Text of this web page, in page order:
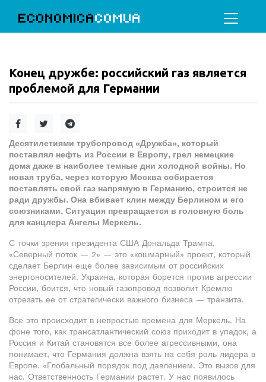
ECONOMICACOMUA
Конец дружбе: российский газ является
проблемой для Германии
Десятилетиями трубопровод «Дружба», который
поставлял нефть из России в Европу, грел немецкие
дома даже в наиболее темные дни холодной войны. Но
новая труба, через которую Москва собирается
поставлять свой газ напрямую в Германию, строится не
ради дружбы. Она вбивает клин между Берлином и его
союзниками. Ситуация превращается в головную боль
для канцлера Ангелы Меркель.
С точки зрения президента США Дональда Трампа,
«Северный поток — 2» — это «кошмарный» проект, который
сделает Берлин еще более зависимым от российских
энергоносителей. Украина, которая борется против агрессии
России, боится, что новый газопровод позволит Кремлю
отрезать ее от стратегически важного бизнеса — транзита.
Все это происходит в непростые времена для Меркель. На
фоне того, как трансатлантический союз приходит в упадок, а
Россия и Китай становятся все более агрессивными, она
понимает, что Германия должна взять на себя роль лидера в
Европе. «Глобальный порядок под давлением. Это вызов для
нас. Ответственность Германии растет. У нас появилось